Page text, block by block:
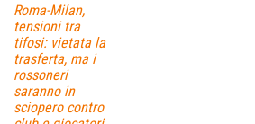
Roma-Milan,
tensioni tra
tifosi: vietata la
trasferta, ma i
rossoneri
saranno in
sciopero contro